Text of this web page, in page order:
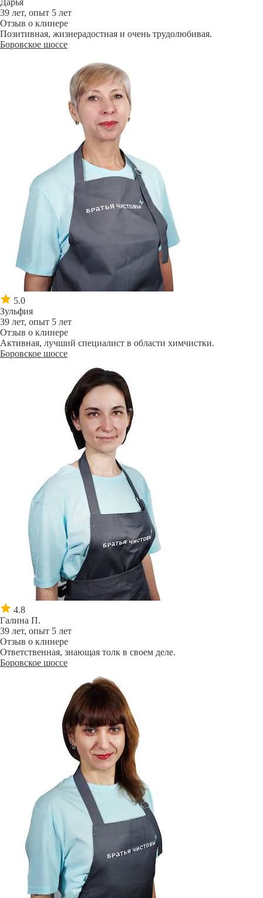
Дарья
39 лет, опыт 5 лет
Отзыв о клинере
Позитивная, жизнерадостная и очень трудолюбивая.
Боровское шоссе
5.0
Зульфия
39 лет, опыт 5 лет
Отзыв о клинере
Активная, лучший специалист в области химчистки.
Боровское шоссе
4.8
Галина П.
39 лет, опыт 5 лет
Отзыв о клинере
Ответственная, знающая толк в своем деле.
Боровское шоссе